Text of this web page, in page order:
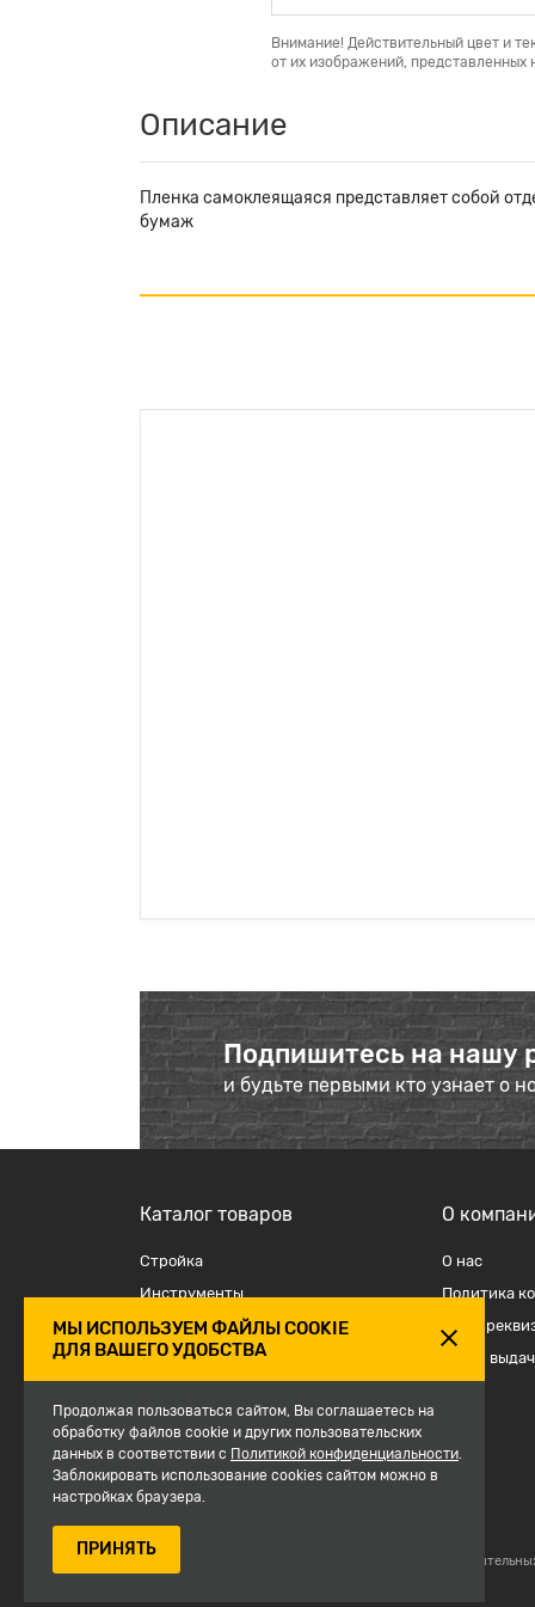
Внимание! Действительный цвет и
от их изображений, представленных
Описание
Пленка самоклеящаяся представляет собой
бумаж
Подпишитесь на нашу
и будьте первыми кто узнает о
Каталог товаров
Стройка
Инструменты
Отделка
Крепеж и такелаж
Средства защиты, спецодежда
Сантехника
Сезон
О
О наc
Политика
Наши
Точки
© 2007-2026, Магазин
МЫ ИСПОЛЬЗУЕМ ФАЙЛЫ COOKIE
ДЛЯ ВАШЕГО УДОБСТВА
Продолжая пользоваться сайтом, Вы соглашаетесь на
обработку файлов cookie и других пользовательских
данных в соответствии с Политикой конфиденциальности.
Заблокировать использование cookies сайтом можно в
настройках браузера.
ПРИНЯТЬ